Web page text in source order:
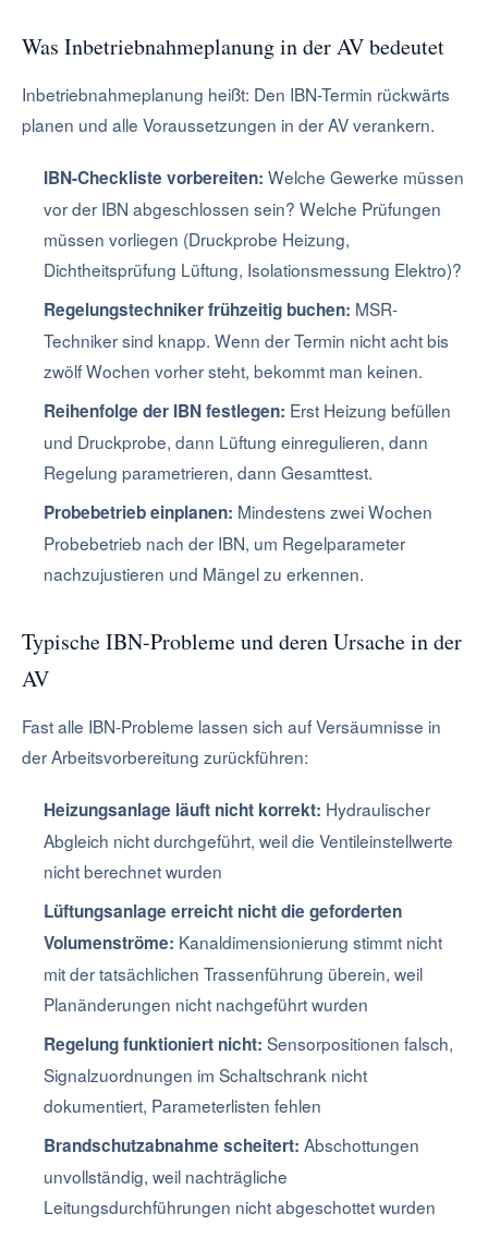
Was Inbetriebnahmeplanung in der AV bedeutet
Inbetriebnahmeplanung heißt: Den IBN-Termin rückwärts
planen und alle Voraussetzungen in der AV verankern.
IBN-Checkliste vorbereiten: Welche Gewerke müssen
vor der IBN abgeschlossen sein? Welche Prüfungen
müssen vorliegen (Druckprobe Heizung,
Dichtheitsprüfung Lüftung, Isolationsmessung Elektro)?
Regelungstechniker frühzeitig buchen: MSR-
Techniker sind knapp. Wenn der Termin nicht acht bis
zwölf Wochen vorher steht, bekommt man keinen.
Reihenfolge der IBN festlegen: Erst Heizung befüllen
und Druckprobe, dann Lüftung einregulieren, dann
Regelung parametrieren, dann Gesamttest.
Probebetrieb einplanen: Mindestens zwei Wochen
Probebetrieb nach der IBN, um Regelparameter
nachzujustieren und Mängel zu erkennen.
Typische IBN-Probleme und deren Ursache in der
AV
Fast alle IBN-Probleme lassen sich auf Versäumnisse in
der Arbeitsvorbereitung zurückführen:
Heizungsanlage läuft nicht korrekt: Hydraulischer
Abgleich nicht durchgeführt, weil die Ventileinstellwerte
nicht berechnet wurden
Lüftungsanlage erreicht nicht die geforderten
Volumenströme: Kanaldimensionierung stimmt nicht
mit der tatsächlichen Trassenführung überein, weil
Planänderungen nicht nachgeführt wurden
Regelung funktioniert nicht: Sensorpositionen falsch,
Signalzuordnungen im Schaltschrank nicht
dokumentiert, Parameterlisten fehlen
Brandschutzabnahme scheitert: Abschottungen
unvollständig, weil nachträgliche
Leitungsdurchführungen nicht abgeschottet wurden